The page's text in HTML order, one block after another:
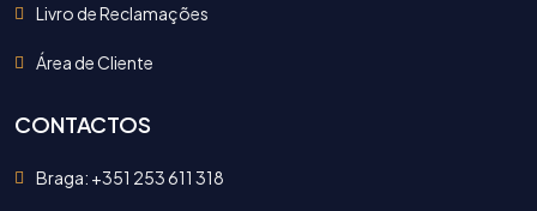
Livro de Reclamações
Área de Cliente
CONTACTOS
Braga: +351 253 611 318